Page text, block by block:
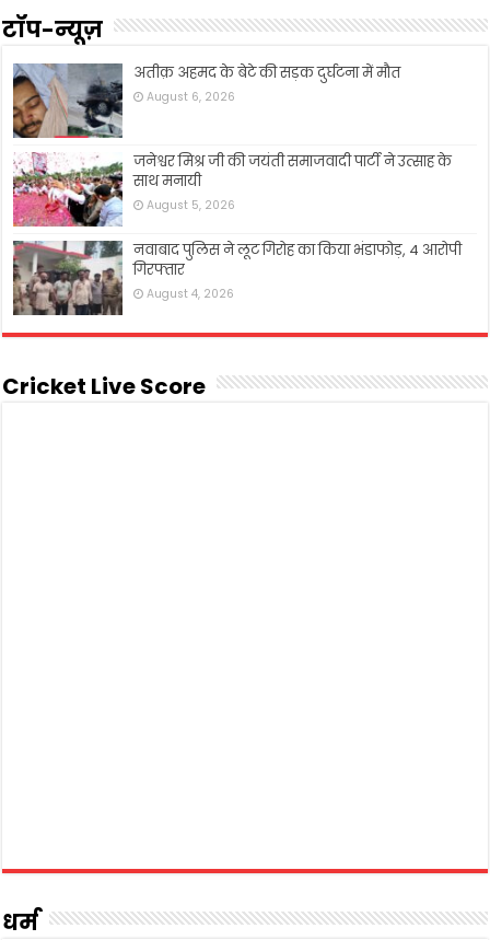
टॉप-न्यूज़
अतीक़ अहमद के बेटे की सड़क दुर्घटना में मौत
August 6, 2026
जनेश्वर मिश्र जी की जयंती समाजवादी पार्टी ने उत्साह के
साथ मनायी
August 5, 2026
नवाबाद पुलिस ने लूट गिरोह का किया भंडाफोड़, 4 आरोपी
गिरफ्तार
August 4, 2026
Cricket Live Score
धर्म